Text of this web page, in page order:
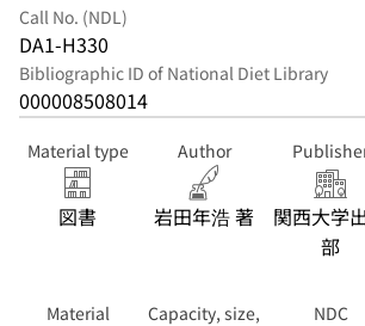
Call No. (NDL)
DA1-H330
Bibliographic ID of National Diet Library
000008508014
Material type
図書
Author
岩田年浩 著
関西大学
部
Material
Capacity, size,
NDC